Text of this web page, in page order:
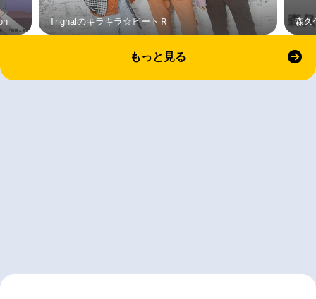
Trignalのキラキラ☆ビートＲ 森久
もっと見る